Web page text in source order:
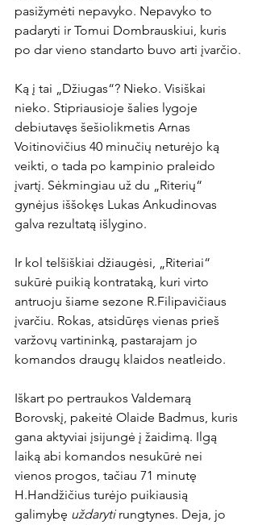
pasižymėti nepavyko. Nepavyko to
padaryti ir Tomui Dombrauskiui, kuris
po dar vieno standarto buvo arti įvarčio.
Ką į tai „Džiugas“? Nieko. Visiškai
nieko. Stipriausioje šalies lygoje
debiutavęs šešiolikmetis Arnas
Voitinovičius 40 minučių neturėjo ką
veikti, o tada po kampinio praleido
įvartį. Sėkmingiau už du „Riterių“
gynėjus iššokęs Lukas Ankudinovas
galva rezultatą išlygino.
Ir kol telšiškiai džiaugėsi, „Riteriai“
sukūrė puikią kontrataką, kuri virto
antruoju šiame sezone R.Filipavičiaus
įvarčiu. Rokas, atsidūręs vienas prieš
varžovų vartininką, pastarajam jo
komandos draugų klaidos neatleido.
Iškart po pertraukos Valdemarą
Borovskį, pakeitė Olaide Badmus, kuris
gana aktyviai įsijungė į žaidimą. Ilgą
laiką abi komandos nesukūrė nei
vienos progos, tačiau 71 minutę
H.Handžičius turėjo puikiausią
galimybę uždaryti rungtynes. Deja, jo